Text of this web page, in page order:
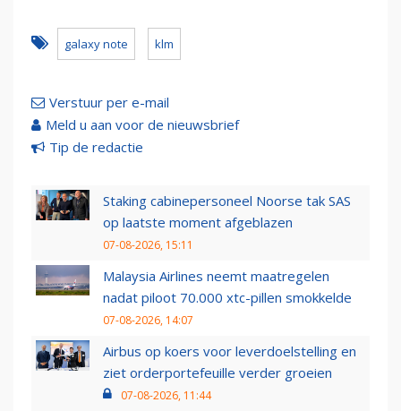
galaxy note klm
Verstuur per e-mail
Meld u aan voor de nieuwsbrief
Tip de redactie
Staking cabinepersoneel Noorse tak SAS
op laatste moment afgeblazen
07-08-2026, 15:11
Malaysia Airlines neemt maatregelen
nadat piloot 70.000 xtc-pillen smokkelde
07-08-2026, 14:07
Airbus op koers voor leverdoelstelling en
ziet orderportefeuille verder groeien
07-08-2026, 11:44